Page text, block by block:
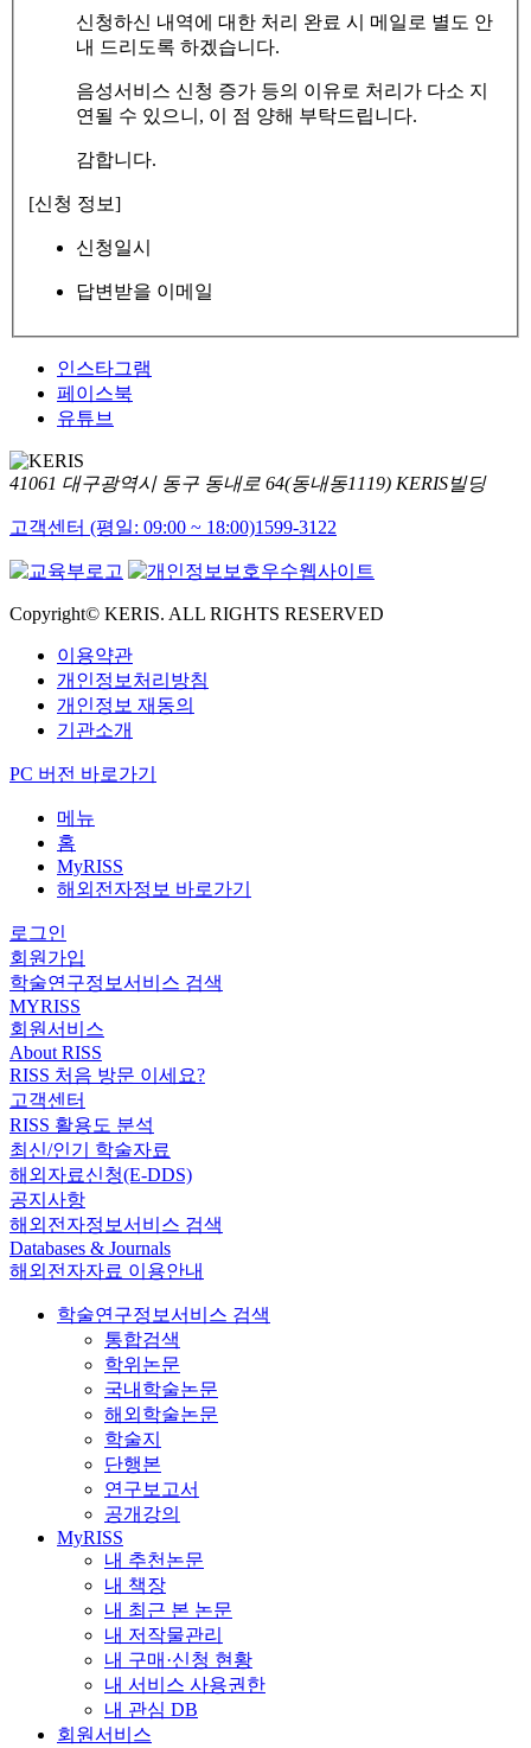
신청하신 내역에 대한 처리 완료 시 메일로 별도 안
내 드리도록 하겠습니다.
음성서비스 신청 증가 등의 이유로 처리가 다소 지
연될 수 있으니, 이 점 양해 부탁드립니다.
감합니다.
[신청 정보]
신청일시
답변받을 이메일
인스타그램
페이스북
유튜브
41061 대구광역시 동구 동내로 64(동내동1119) KERIS빌딩
고객센터 (평일: 09:00 ~ 18:00)1599-3122
Copyright© KERIS. ALL RIGHTS RESERVED
이용약관
개인정보처리방침
개인정보 재동의
기관소개
PC 버전 바로가기
메뉴
홈
MyRISS
해외전자정보 바로가기
로그인
회원가입
학술연구정보서비스 검색
MYRISS
회원서비스
About RISS
RISS 처음 방문 이세요?
고객센터
RISS 활용도 분석
최신/인기 학술자료
해외자료신청(E-DDS)
공지사항
해외전자정보서비스 검색
Databases & Journals
해외전자자료 이용안내
학술연구정보서비스 검색
통합검색
학위논문
국내학술논문
해외학술논문
학술지
단행본
연구보고서
공개강의
MyRISS
내 추천논문
내 책장
내 최근 본 논문
내 저작물관리
내 구매·신청 현황
내 서비스 사용권한
내 관심 DB
회원서비스